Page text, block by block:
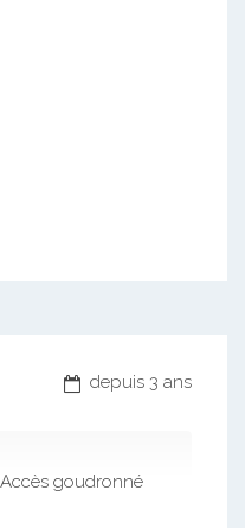
depuis 3 ans
goudronné